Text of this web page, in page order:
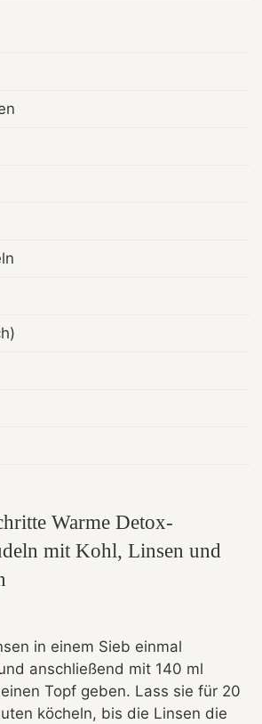
Warme Detox-
mit Kohl, Linsen und
in einem Sieb einmal
anschließend mit 140 ml
Topf geben. Lass sie für 20
köcheln, bis die Linsen die